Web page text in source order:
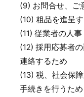
(9) お問合せ、ご
(10) 粗品を進呈
(11) 従業者の人
(12) 採用応募者
連絡するため
(13) 税、社会保
手続きを行うため